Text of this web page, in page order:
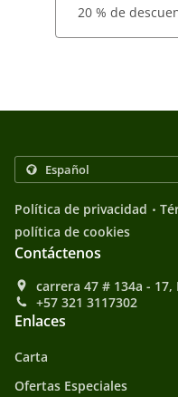
20 % de
Política de privacidad .
política de cookies
Contáctenos
carrera 47 # 134a -
+57 321 3117302
Enlaces
Carta
Ofertas Especiales